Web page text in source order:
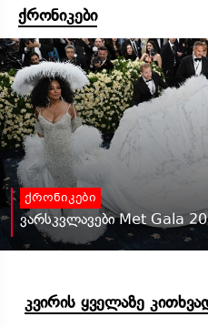
ქრონიკები
ქრონიკები
ვარსკვლავები Met Gala
კვირის ყველაზე